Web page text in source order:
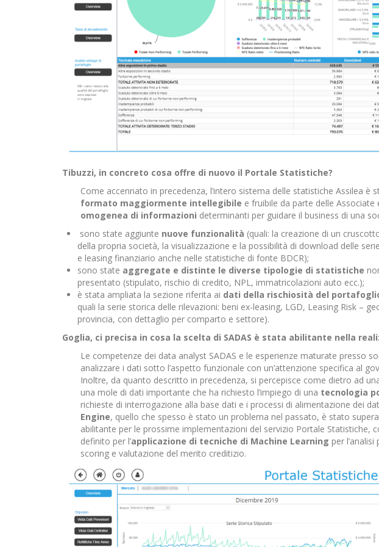
Tibuzzi, in concreto cosa offre di nuovo il Portale Statistiche?
Come accennato in precedenza, l’intero sistema delle statistiche Assilea
formato maggiormente intellegibile e fruibile da parte delle Associate
omogenea di informazioni determinanti per guidare il business di una
sono state aggiunte nuove funzionalità (quali: la creazione di un
della propria società, la visualizzazione e la possibilità di download delle
e leasing finanziario anche nelle statistiche di fonte BDCR);
sono state aggregate e distinte le diverse tipologie di statistiche
presentato (stipulato, rischio di credito, NPL, immatricolazioni auto ecc.);
è stata ampliata la sezione riferita ai dati della rischiosità del
quali la serie storica delle rilevazioni: beni ex-leasing, LGD, Leasing Risk –
provincia, con dettaglio per comparto e settore).
Goglia, ci precisa in cosa la scelta di SADAS è stata abilitante nella
Le competenze dei data analyst SADAS e le esperienze maturate presso
analizzare i dati sotto l’aspetto funzionale con un’attenzione specifica al
Inoltre, da quanto descritto in precedenza, si percepisce come dietro ad
una mole di dati importante che ha richiesto l’impiego di una tecnologia
richieste di interrogazione alla base dati e i processi di alimentazione dei
Engine, quello che spesso è stato un problema nel passato, è stato
abilitante per le prossime implementazioni del servizio Portale Statistiche,
definito per l’applicazione di tecniche di Machine Learning per
scoring e valutazione del merito creditizio.